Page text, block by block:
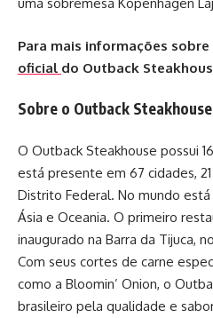
Para mais informações
oficial do Outback
Sobre o Outback Steakhouse
O Outback Steakhouse possui
está presente em 67 cidades,
Distrito Federal. No mundo está
Ásia e Oceania. O primeiro
inaugurado na Barra da Tijuca,
Com seus cortes de carne
como a Bloomin’ Onion, o
brasileiro pela qualidade e